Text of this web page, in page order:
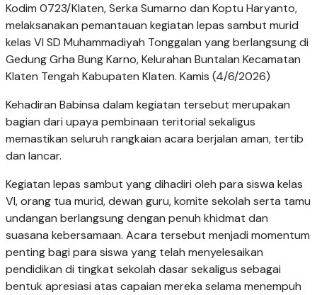
Kodim 0723/Klaten, Serka Sumarno dan Koptu Haryanto,
melaksanakan pemantauan kegiatan lepas sambut murid
kelas VI SD Muhammadiyah Tonggalan yang berlangsung di
Gedung Grha Bung Karno, Kelurahan Buntalan Kecamatan
Klaten Tengah Kabupaten Klaten. Kamis (4/6/2026)
Kehadiran Babinsa dalam kegiatan tersebut merupakan
bagian dari upaya pembinaan teritorial sekaligus
memastikan seluruh rangkaian acara berjalan aman, tertib
dan lancar.
Kegiatan lepas sambut yang dihadiri oleh para siswa kelas
VI, orang tua murid, dewan guru, komite sekolah serta tamu
undangan berlangsung dengan penuh khidmat dan
suasana kebersamaan. Acara tersebut menjadi momentum
penting bagi para siswa yang telah menyelesaikan
pendidikan di tingkat sekolah dasar sekaligus sebagai
bentuk apresiasi atas capaian mereka selama menempuh